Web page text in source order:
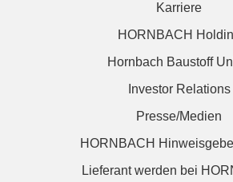
Karriere
HORNBACH
Hornbach Baustoff
Investor Relations
Presse/Medien
HORNBACH
Lieferant werden bei